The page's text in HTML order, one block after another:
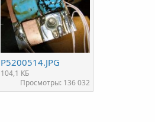
P5200514.JPG
104,1 КБ
Просмотры: 136 032